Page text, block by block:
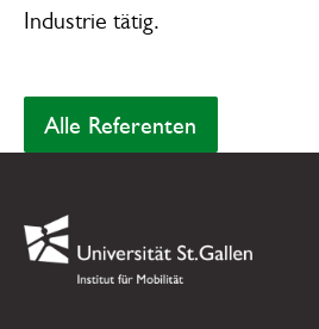
Industrie tätig.
Alle Referenten
Link zur Startseite